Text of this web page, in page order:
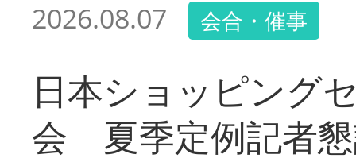
2026.08.07 会合・催事
日本ショッピング
会 夏季定例記者